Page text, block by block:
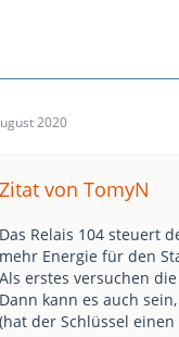
2020
Zitat von TomyN
Das Relais 104 steuert
mehr Energie für den
Als erstes versuchen
Dann kann es auch
(hat der Schlüssel